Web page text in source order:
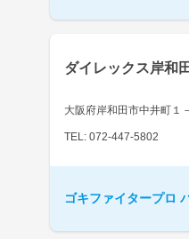
ダイレックス岸和
大阪府岸和田市中井町１
TEL: 072-447-5802
ゴキファイタープロ